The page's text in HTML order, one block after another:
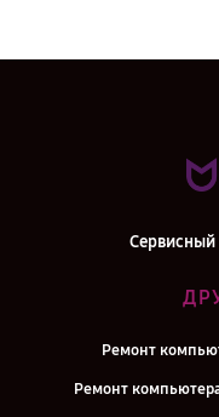
Сервисный
Ремонт
Ремонт